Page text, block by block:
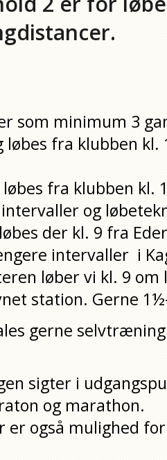
som minimum 3
løbes fra klubben
løbes fra klubben
og
der kl. 9 fra
intervaller i
løber vi kl. 9
station. Gerne
gerne
sigter i
og marathon.
er også mulighed